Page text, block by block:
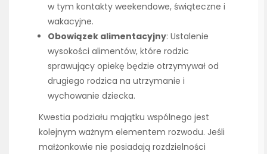
w tym kontakty weekendowe, świąteczne i
wakacyjne.
Obowiązek alimentacyjny: Ustalenie
wysokości alimentów, które rodzic
sprawujący opiekę będzie otrzymywał od
drugiego rodzica na utrzymanie i
wychowanie dziecka.
Kwestia podziału majątku wspólnego jest
kolejnym ważnym elementem rozwodu. Jeśli
małżonkowie nie posiadają rozdzielności